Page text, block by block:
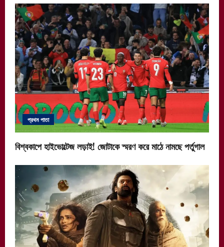
প্রথম পাতা
বিশ্বকাপে হাইভোল্টেজ লড়াই! জোটাকে স্মরণ করে মাঠে নামছে পর্তুগাল